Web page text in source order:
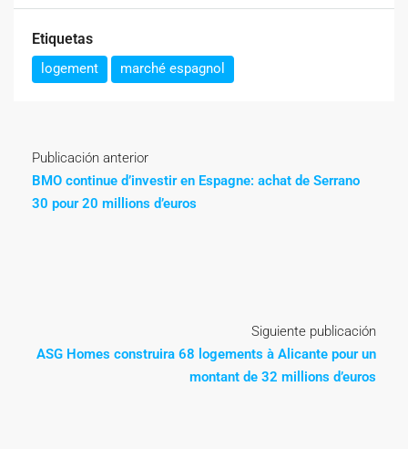
Etiquetas
logement marché espagnol
Publicación anterior
BMO continue d’investir en Espagne: achat de Serrano
30 pour 20 millions d’euros
Siguiente publicación
ASG Homes construira 68 logements à Alicante pour un
montant de 32 millions d’euros